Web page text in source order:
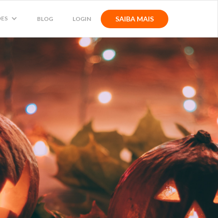
BLOG LOGIN SAIBA MAIS